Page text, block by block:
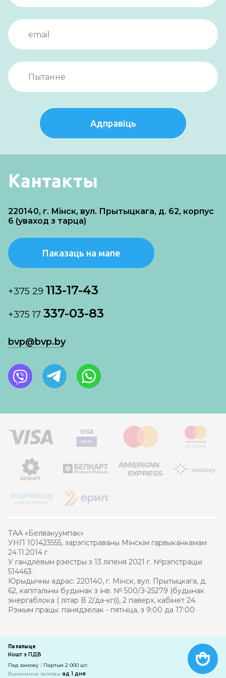
Па запыце
Кошт з ПДВ
Пад замову /Партыя 2 000 шт.
Выкананне замовы ад 1 дня
Адправіць
Кантакты
220140, г. Мінск, вул. Прытыцкага, д. 62, корпус
6 (уваход з тарца)
Паказаць на мапе
+375 29 113-17-43
+375 17 337-03-83
bvp@bvp.by
ТАА «Белвакуумпак»
УНП 101423555, зарэгістраваны Мінскім гарвыканкамам
24.11.2014 г.
У гандлёвым рэестры з 13 ліпеня 2021 г. №рэгістрацыі
514463.
Юрыдычны адрас: 220140, г. Мінск, вул. Прытыцкага, д.
62, капітальны будынак з інв. № 500/З-25279 (будынак
энергаблока ( літар В 2/да-кп)), 2 паверх, кабінет 24.
Рэжым працы: панядзелак - пятніца, з 9:00 да 17:00
кампанія PRAS